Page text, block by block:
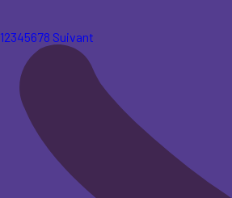
12345678 Suivant